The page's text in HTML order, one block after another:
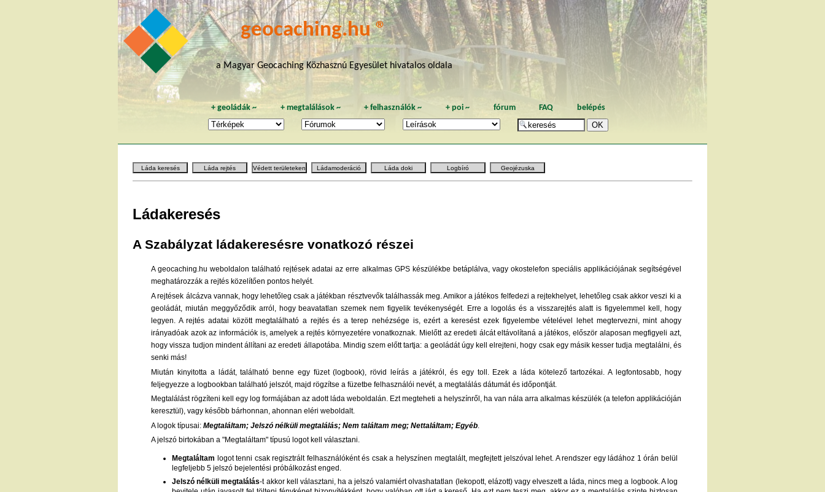
geocaching.hu ®
a Magyar Geocaching Közhasznú Egyesület hivatalos oldala
+geoládák ~ + megtalálások~ +felhasználók ~ + poi~ fórum FAQ belépés
Láda keresés Láda rejtés Védett területeken Ládamoderáció Láda doki Logbíró Geojézuska
Ládakeresés
A Szabályzat ládakeresésre vonatkozó részei
A geocaching.hu weboldalon található rejtések adatai az erre alkalmas GPS készülékbe betáplálva, vagy okostelefon speciális applikációjának segítségével
meghatározzák a rejtés közelítően pontos helyét.
A rejtések álcázva vannak, hogy lehetőleg csak a játékban résztvevők találhassák meg. Amikor a játékos felfedezi a rejtekhelyet, lehetőleg csak akkor veszi ki a
geoládát, miután meggyőződik arról, hogy beavatatlan szemek nem figyelik tevékenységét. Erre a logolás és a visszarejtés alatt is figyelemmel kell, hogy
legyen. A rejtés adatai között megtalálható a rejtés és a terep nehézsége is, ezért a keresést ezek figyelembe vételével lehet megtervezni, mint ahogy
irányadóak azok az információk is, amelyek a rejtés környezetére vonatkoznak. Mielőtt az eredeti álcát eltávolítaná a játékos, először alaposan megfigyeli azt,
hogy vissza tudjon mindent állítani az eredeti állapotába. Mindig szem előtt tartja: a geoládát úgy kell elrejteni, hogy csak egy másik kesser tudja megtalálni, és
senki más!
Miután kinyitotta a ládát, található benne egy füzet (logbook), rövid leírás a játékról, és egy toll. Ezek a láda kötelező tartozékai. A legfontosabb, hogy
feljegyezze a logbookban található jelszót, majd rögzítse a füzetbe felhasználói nevét, a megtalálás dátumát és időpontját.
Megtalálást rögzíteni kell egy log formájában az adott láda weboldalán. Ezt megteheti a helyszínről, ha van nála arra alkalmas készülék (a telefon applikációján
keresztül), vagy később bárhonnan, ahonnan eléri weboldalt.
A logok típusai:Megtaláltam; Jelszó nélküli megtalálás; Nem találtam meg; Nettaláltam; Egyéb.
A jelszó birtokában a "Megtaláltam" típusú logot kell választani.
Megtaláltam logot tenni csak regisztrált felhasználóként és csak a helyszínen megtalált, megfejtett jelszóval lehet. A rendszer egy ládához 1 órán belül
legfeljebb 5 jelszó bejelentési próbálkozást enged.
Jelszó nélküli megtalálás-t akkor kell választani, ha a jelszó valamiért olvashatatlan (lekopott, elázott) vagy elveszett a láda, nincs meg a logbook. A log